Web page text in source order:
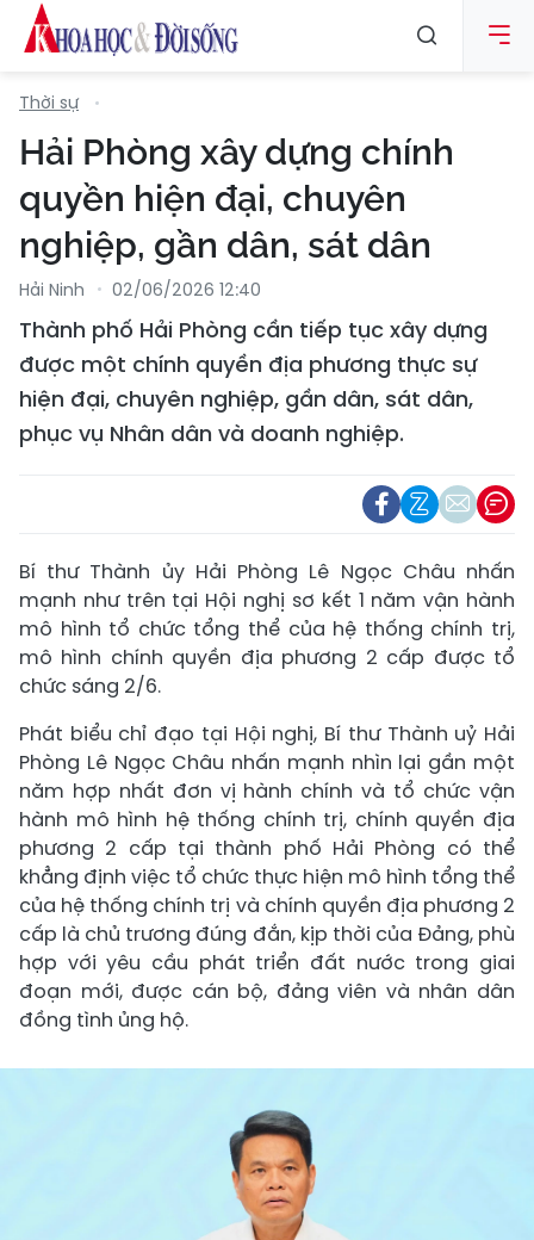
Thời sự
Hải Phòng xây dựng chính
quyền hiện đại, chuyên
nghiệp, gần dân, sát dân
Hải Ninh 02/06/2026 12:40
Thành phố Hải Phòng cần tiếp tục xây dựng
được một chính quyền địa phương thực sự
hiện đại, chuyên nghiệp, gần dân, sát dân,
phục vụ Nhân dân và doanh nghiệp.
Bí thư Thành ủy Hải Phòng Lê Ngọc Châu nhấn
mạnh như trên tại Hội nghị sơ kết 1 năm vận hành
mô hình tổ chức tổng thể của hệ thống chính trị,
mô hình chính quyền địa phương 2 cấp được tổ
chức sáng 2/6.
Phát biểu chỉ đạo tại Hội nghị, Bí thư Thành uỷ Hải
Phòng Lê Ngọc Châu nhấn mạnh nhìn lại gần một
năm hợp nhất đơn vị hành chính và tổ chức vận
hành mô hình hệ thống chính trị, chính quyền địa
phương 2 cấp tại thành phố Hải Phòng có thể
khẳng định việc tổ chức thực hiện mô hình tổng thể
của hệ thống chính trị và chính quyền địa phương 2
cấp là chủ trương đúng đắn, kịp thời của Đảng, phù
hợp với yêu cầu phát triển đất nước trong giai
đoạn mới, được cán bộ, đảng viên và nhân dân
đồng tình ủng hộ.